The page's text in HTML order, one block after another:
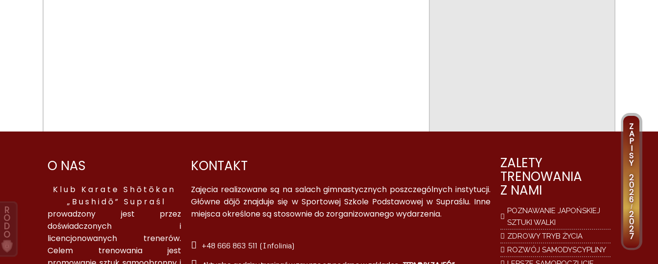
Z
A
P
I
S
Y
2
0
2
6
/
2
0
2
7
R
O
D
O
O NAS
Klub Karate Shōtōkan
„Bushidō” Supraśl
prowadzony jest przez
doświadczonych i
licencjonowanych trenerów.
Celem trenowania jest
KONTAKT
Zajęcia realizowane są na salach gimnastycznych poszczególnych instytucji.
Główne dōjō znajduje się w Sportowej Szkole Podstawowej w Supraślu. Inne
miejsca określone są stosownie do zorganizowanego wydarzenia.
+48 666 863 511 (Infolinia)
ZALETY
TRENOWANIA
Z NAMI
POZNAWANIE JAPOŃSKIEJ
SZTUKI WALKI
ZDROWY TRYB ŻYCIA
ROZWÓJ SAMODYSCYPLINY